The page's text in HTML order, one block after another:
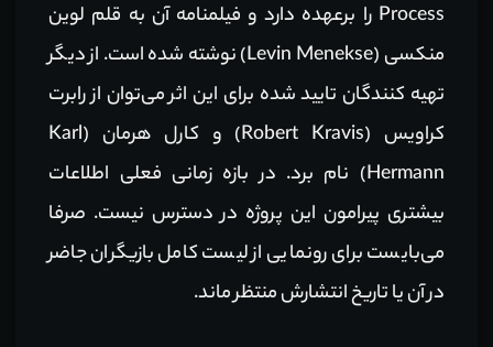
Process را برعهده دارد و فیلمنامه آن به قلم لوین
منکسی (Levin Menekse) نوشته شده است. از دیگر
تهیه کنندگان تایید شده برای این اثر می‌توان از رابرت
کراویس (Robert Kravis) و کارل هرمان (Karl
Hermann) نام برد. در بازه زمانی فعلی اطلاعات
بیشتری پیرامون این پروژه در دسترس نیست. صرفا
می‌بایست برای رونمایی از لیست کامل بازیگران جاضر
در آن یا تاریخ انتشارش منتظر ماند.